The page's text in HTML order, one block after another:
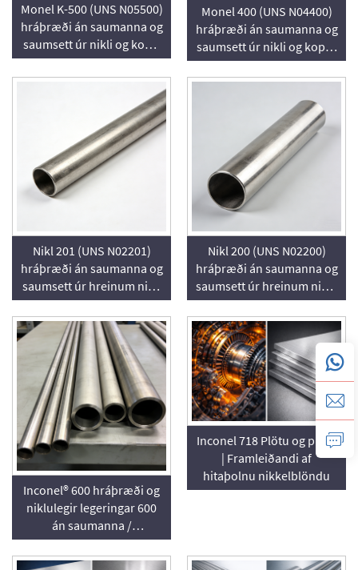
Monel K-500 (UNS N05500)
hráþræði án saumanna og
saumsett úr nikli og kopri
með háa styrk, aðilinn
Monel 400 (UNS N04400)
hráþræði án saumanna og
saumsett úr nikli og kopri,
aðilinn
Nikl 201 (UNS N02201)
hráþræði án saumanna og
saumsett úr hreinum nikli
með lágan kolefnishald,
aðilinn
Nikl 200 (UNS N02200)
hráþræði án saumanna og
saumsett úr hreinum nikli,
aðilinn
Inconel® 600 hráþræði og
niklulegir legeringar 600
án saumanna /
saumsettur reikja – UNS
N06600
Inconel 718 Plötu og plötu
| Framleiðandi af
hitaþolnu nikkelblöndu